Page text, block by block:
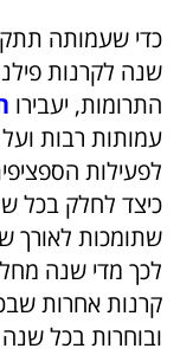
כדי שעמותה
שנה לקרנות
התרומות, יעבירו
עמותות רבות
לפעילות
כיצד לחלק בכל
שתומכות לאורך
לכך מדי שנה
קרנות אחרות
ובוחרות בכל שנה